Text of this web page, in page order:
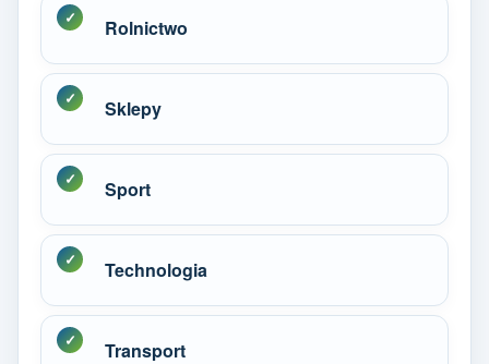
Rolnictwo
Sklepy
Sport
Technologia
Transport